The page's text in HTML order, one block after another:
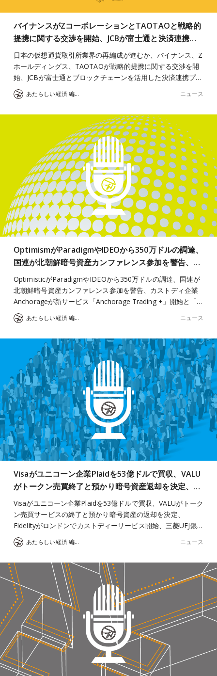
バイナンスがZコーポレーションとTAOTAOと戦略的
提携に関する交渉を開始、JCBが富士通と決済連携…
日本の仮想通貨取引所業界の再編成が進むか、バイナンス、Z
ホールディングス、TAOTAOが戦略的提携に関する交渉を開
始、JCBが富士通とブロックチェーンを活用した決済連携プ…
あたらしい経済 編集部 ニュース
OptimismがParadigmやIDEOから350万ドルの調達、
国連が北朝鮮暗号資産カンファレンス参加を警告、…
OptimisticがParadigmやIDEOから350万ドルの調達、国連が
北朝鮮暗号資産カンファレンス参加を警告、カストディ企業
Anchorageが新サービス「Anchorage Trading +」開始と「…
あたらしい経済 編集部 ニュース
Visaがユニコーン企業Plaidを53億ドルで買収、VALU
がトークン売買終了と預かり暗号資産返却を決定、…
Visaがユニコーン企業Plaidを53億ドルで買収、VALUがトーク
ン売買サービスの終了と預かり暗号資産の返却を決定、
Fidelityがロンドンでカストディーサービス開始、三菱UFJ銀…
あたらしい経済 編集部 ニュース